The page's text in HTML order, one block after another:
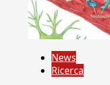
News
Ricerca